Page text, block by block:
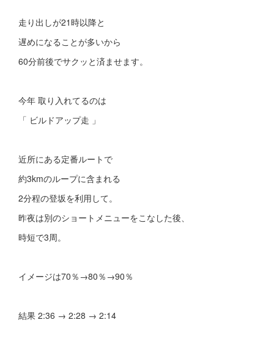
走り出しが21時以降と
遅めになることが多いから
60分前後でサクッと済ませます。
今年 取り入れてるのは
「 ビルドアップ走 」
近所にある定番ルートで
約3kmのループに含まれる
2分程の登坂を利用して。
昨夜は別のショートメニューをこなした後、
時短で3周。
イメージは70％→80％→90％
結果 2:36 → 2:28 → 2:14